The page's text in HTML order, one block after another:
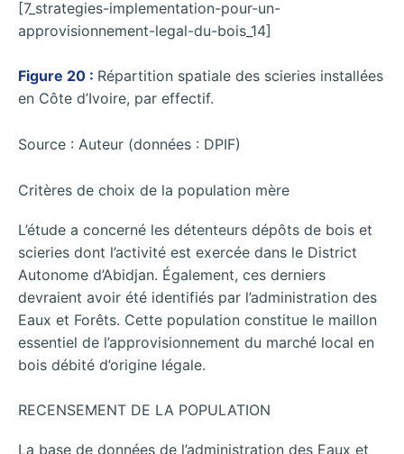
[7_strategies-implementation-pour-un-
approvisionnement-legal-du-bois_14]
Figure 20 : Répartition spatiale des scieries installées
en Côte d’Ivoire, par effectif.
Source : Auteur (données : DPIF)
Critères de choix de la population mère
L’étude a concerné les détenteurs dépôts de bois et
scieries dont l’activité est exercée dans le District
Autonome d’Abidjan. Également, ces derniers
devraient avoir été identifiés par l’administration des
Eaux et Forêts. Cette population constitue le maillon
essentiel de l’approvisionnement du marché local en
bois débité d’origine légale.
RECENSEMENT DE LA POPULATION
La base de données de l’administration des Eaux et